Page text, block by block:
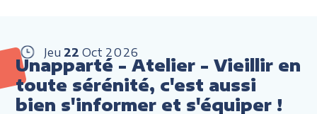
Jeu 22 Oct 2026
Unapparté - Atelier - Vieillir en
toute sérénité, c'est aussi
bien s'informer et s'équiper !